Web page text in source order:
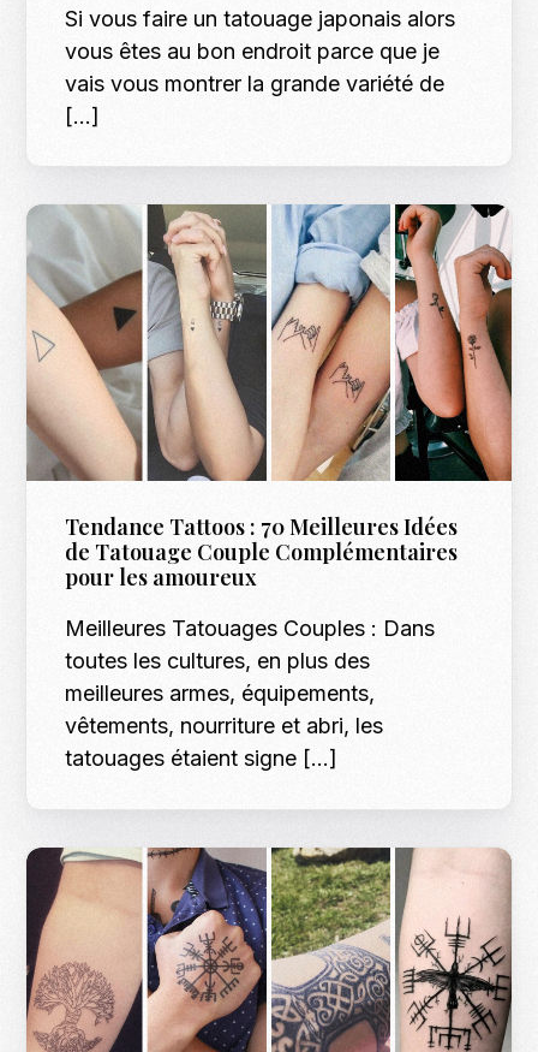
Si vous faire un tatouage japonais alors
vous êtes au bon endroit parce que je
vais vous montrer la grande variété de
[…]
Tendance Tattoos : 70 Meilleures Idées
de Tatouage Couple Complémentaires
pour les amoureux
Meilleures Tatouages Couples : Dans
toutes les cultures, en plus des
meilleures armes, équipements,
vêtements, nourriture et abri, les
tatouages étaient signe […]